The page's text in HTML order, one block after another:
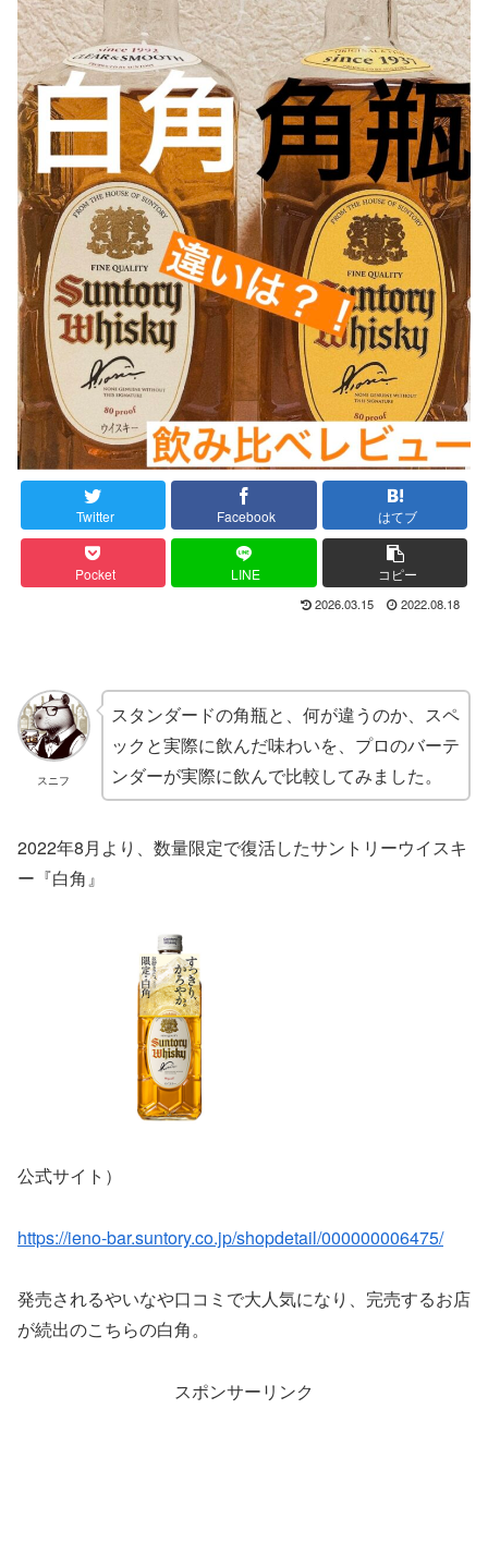
Twitter Facebook はてブ
Pocket LINE コピー
2026.03.15 2022.08.18
スニフ
スタンダードの角瓶と、何が違うのか、スペ
ックと実際に飲んだ味わいを、プロのバーテ
ンダーが実際に飲んで比較してみました。
2022年8月より、数量限定で復活したサントリーウイスキ
ー『白角』
公式サイト）
https://ieno-bar.suntory.co.jp/shopdetail/000000006475/
発売されるやいなや口コミで大人気になり、完売するお店
が続出のこちらの白角。
スポンサーリンク